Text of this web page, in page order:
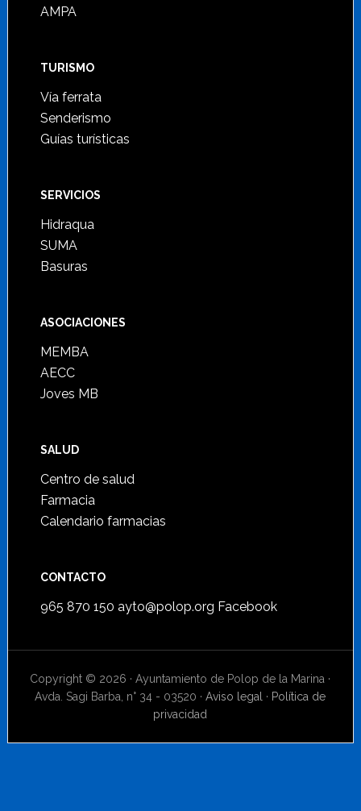
AMPA
TURISMO
Vía ferrata
Senderismo
Guías turísticas
SERVICIOS
Hidraqua
SUMA
Basuras
ASOCIACIONES
MEMBA
AECC
Joves MB
SALUD
Centro de salud
Farmacia
Calendario farmacias
CONTACTO
965 870 150 ayto@polop.org Facebook
Copyright © 2026 · Ayuntamiento de Polop de la Marina ·
Avda. Sagi Barba, n° 34 - 03520 ·Aviso legal · Política de
privacidad